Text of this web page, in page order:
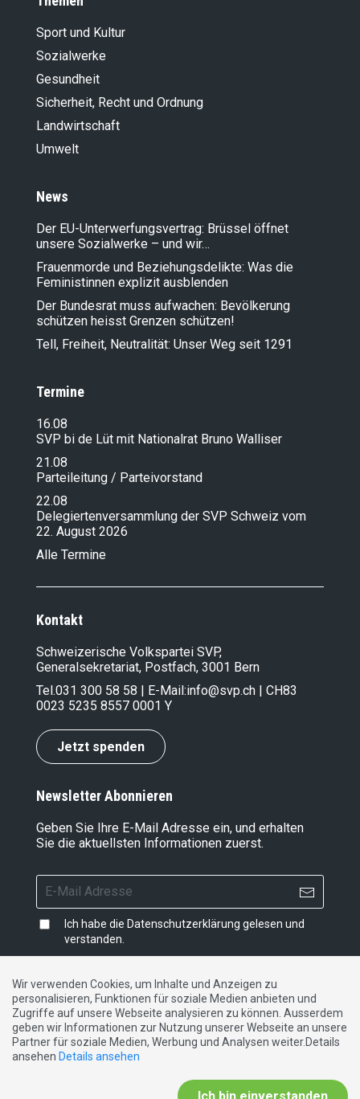
Sport und Kultur
Sozialwerke
Gesundheit
Sicherheit, Recht und Ordnung
Landwirt­schaft
Umwelt
News
Der EU-Unterwerfungsvertrag: Brüssel öffnet
unsere Sozialwerke – und wir…
Frauenmorde und Beziehungsdelikte: Was die
Feministinnen explizit ausblenden
Der Bundesrat muss aufwachen: Bevölkerung
schützen heisst Grenzen schützen!
Tell, Freiheit, Neutralität: Unser Weg seit 1291
Termine
16.08
SVP bi de Lüt mit Nationalrat Bruno Walliser
21.08
Parteileitung / Parteivorstand
22.08
Delegiertenversammlung der SVP Schweiz vom
22. August 2026
Alle Termine
Kontakt
Schweizerische Volkspartei SVP,
Generalsekretariat, Postfach, 3001 Bern
Tel.031 300 58 58 | E-Mail:info@svp.ch | CH83
0023 5235 8557 0001 Y
Jetzt spenden
Newsletter Abonnieren
Geben Sie Ihre E-Mail Adresse ein, und erhalten
Sie die aktuellsten Informationen zuerst.
Ich habe die Datenschutzerklärung gelesen und
verstanden.
Impressum|Datenschutzerklärung|Kontakt
DE FR IT
Wir verwenden Cookies, um Inhalte und Anzeigen zu
personalisieren, Funktionen für soziale Medien anbieten und
Zugriffe auf unsere Webseite analysieren zu können. Ausserdem
geben wir Informationen zur Nutzung unserer Webseite an unsere
Partner für soziale Medien, Werbung und Analysen weiter.Details
ansehen Details ansehen